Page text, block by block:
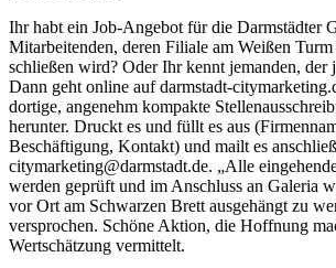
Ihr habt ein Job-Angebot für die Darmstädter
Mitarbeitenden, deren Filiale am Weißen
schließen wird? Oder Ihr kennt jemanden,
Dann geht online auf darmstadt-
dortige, angenehm kompakte
herunter. Druckt es und füllt es aus
Beschäftigung, Kontakt) und mailt es
citymarketing@darmstadt.de. „Alle
werden geprüft und im Anschluss an Galeria
vor Ort am Schwarzen Brett ausgehängt zu
versprochen. Schöne Aktion, die Hoffnung
Wertschätzung vermittelt.